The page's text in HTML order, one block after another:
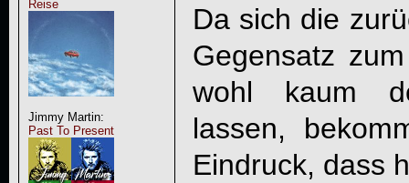
Reise
Jimmy Martin:
Past To Present
Da sich die
Gegensatz
wohl kaum
lassen,
Eindruck, dass